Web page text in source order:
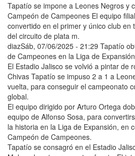
Tapatío se impone a Leones Negros y
Campeón de Campeones El equipo
convertido en el primer y único club en
del circuito de plata m.
diazSáb, 07/06/2025 - 21:29 Tapatío
de Campeones en la Liga de
El Estadio Jalisco se volvió a pintar de
Chivas Tapatío se impuso 2 a 1 a
vuelta, para conseguir el campeonato
global.
El equipo dirigido por Arturo Ortega
equipo de Alfonso Sosa, para
la historia en la Liga de Expansión, en
Campeón de Campeones.
Tapatío se consagró en el Estadio